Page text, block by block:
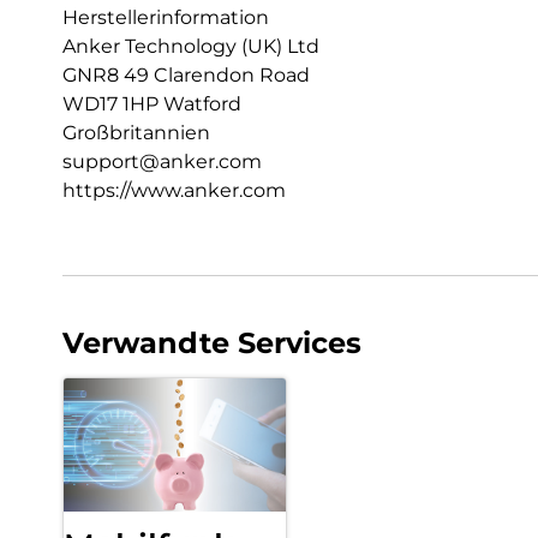
Herstellerinformation
Anker Technology (UK) Ltd
GNR8 49 Clarendon Road
WD17 1HP Watford
Großbritannien
support@anker.com
https://www.anker.com
Verwandte Services